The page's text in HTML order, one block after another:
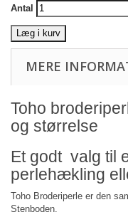
Antal
Læg i kurv
MERE
Toho
og størrelse
Et godt valg til
perlehækling
Toho Broderiperle er den
Stenboden.